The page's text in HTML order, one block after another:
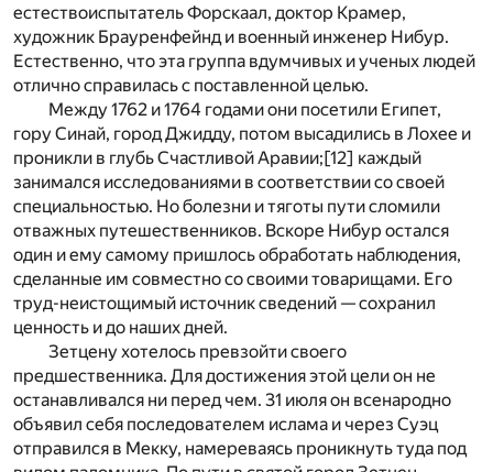
естествоиспытатель Форскаал, доктор Крамер,
художник Брауренфейнд и военный инженер Нибур.
Естественно, что эта группа вдумчивых и ученых людей
отлично справилась с поставленной целью.
Между 1762 и 1764 годами они посетили Египет,
гору Синай, город Джидду, потом высадились в Лохее и
проникли в глубь Счастливой Аравии;[12] каждый
занимался исследованиями в соответствии со своей
специальностью. Но болезни и тяготы пути сломили
отважных путешественников. Вскоре Нибур остался
один и ему самому пришлось обработать наблюдения,
сделанные им совместно со своими товарищами. Его
труд-неистощимый источник сведений — сохранил
ценность и до наших дней.
Зетцену хотелось превзойти своего
предшественника. Для достижения этой цели он не
останавливался ни перед чем. 31 июля он всенародно
объявил себя последователем ислама и через Суэц
отправился в Мекку, намереваясь проникнуть туда под